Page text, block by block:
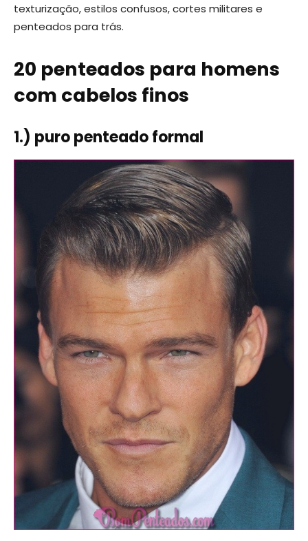
texturização, estilos confusos, cortes militares e
penteados para trás.
20 penteados para homens
com cabelos finos
1.) puro penteado formal